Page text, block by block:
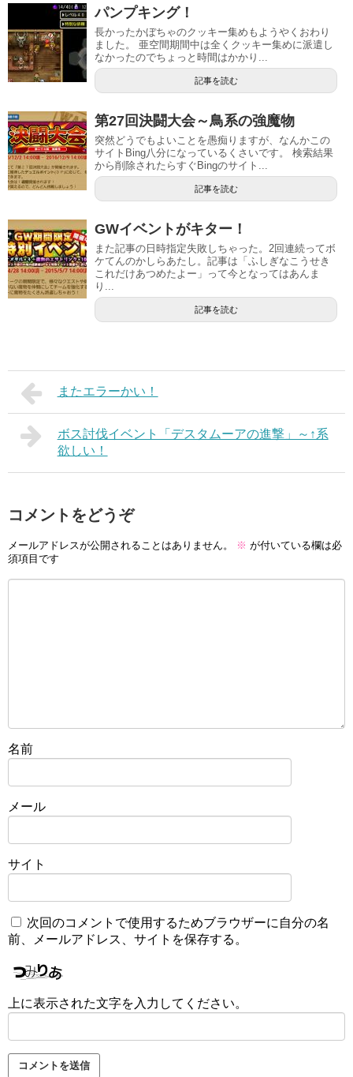
パンプキング！
長かったかぼちゃのクッキー集めもようやくおわり
ました。 亜空間期間中は全くクッキー集めに派遣し
なかったのでちょっと時間はかかり...
記事を読む
第27回決闘大会～鳥系の強魔物
突然どうでもよいことを愚痴りますが、なんかこの
サイトBing八分になっているくさいです。 検索結果
から削除されたらすぐBingのサイト...
記事を読む
GWイベントがキター！
また記事の日時指定失敗しちゃった。2回連続ってボ
ケてんのかしらあたし。記事は「ふしぎなこうせき
これだけあつめたよー」って今となってはあんま
り...
記事を読む
またエラーかい！
ボス討伐イベント「デスタムーアの進撃」～↑系
欲しい！
コメントをどうぞ
メールアドレスが公開されることはありません。 ※ が付いている欄は必
須項目です
名前
メール
サイト
次回のコメントで使用するためブラウザーに自分の名
前、メールアドレス、サイトを保存する。
上に表示された文字を入力してください。